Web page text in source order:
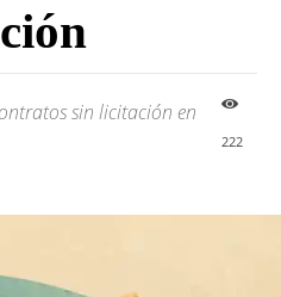
sin licitación en
222